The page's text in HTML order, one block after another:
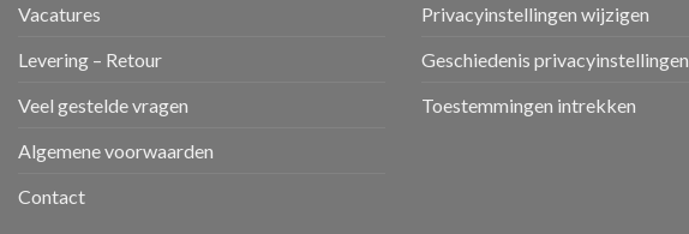
Vacatures
Levering – Retour
Veel gestelde vragen
Algemene voorwaarden
Contact
Privacyinstellingen wijzigen
Geschiedenis privacyinstellingen
Toestemmingen intrekken